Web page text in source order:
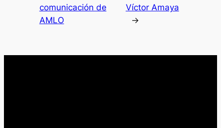
comunicación de
AMLO
Víctor Amaya
→